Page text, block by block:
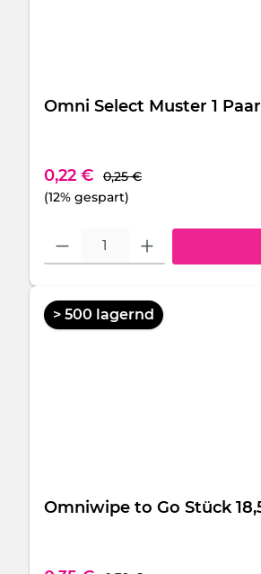
Omni
Verkaufspreis:
0,22 € Regulärer Preis:
0,25 €
(12% gespart)
Produkt Anzahl: Gib den gewünschten
> 500 lagernd